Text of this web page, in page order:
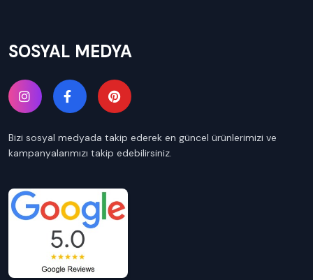
SOSYAL MEDYA
Bizi sosyal medyada takip ederek en güncel ürünlerimizi ve
kampanyalarımızı takip edebilirsiniz.